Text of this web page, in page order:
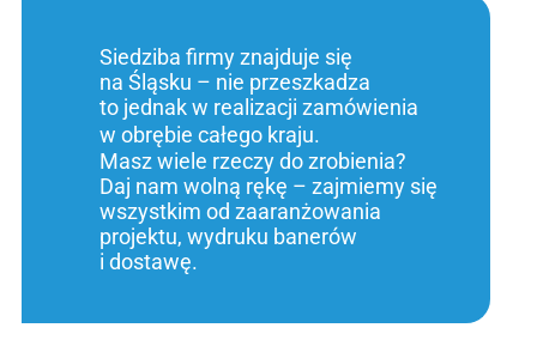
Siedziba firmy znajduje się
na Śląsku – nie przeszkadza
to jednak w realizacji zamówienia
w obrębie całego kraju.
Masz wiele rzeczy do zrobienia?
Daj nam wolną rękę – zajmiemy się
wszystkim od zaaranżowania
projektu, wydruku banerów
i dostawę.